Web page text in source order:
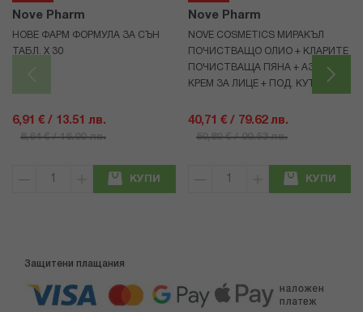
Nove Pharm
НОВЕ ФАРМ ФОРМУЛА ЗА СЪН
ТАБЛ. X 30
6,91 € / 13.51 лв.
8,64 € / 16.90 лв.
КУПИ
Nove Pharm
NOVE COSMETICS МИРАКЪЛ
ПОЧИСТВАЩО ОЛИО + КЛАРИТЕ
ПОЧИСТВАЩА ПЯНА + АЗЕПЮР
КРЕМ ЗА ЛИЦЕ + ПОД. КУТИЯ
40,71 € / 79.62 лв.
50,89 € / 99.53 лв.
КУПИ
Защитени плащания